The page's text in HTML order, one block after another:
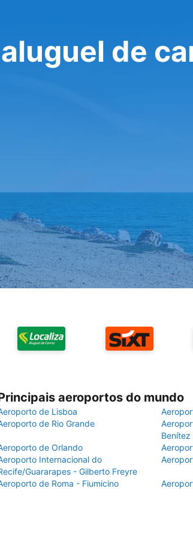
de
aeroportos do mundo
de Lisboa
de Rio Grande
Benítez
de Orlando
Internacional do
Guararapes - Gilberto Freyre
de Roma - Fiumicino